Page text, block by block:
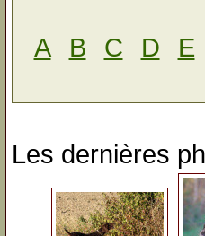
A
B C D E
Les dernières